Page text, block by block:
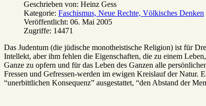
Geschrieben von: Heinz Gess
Kategorie: Faschismus, Neue Rechte, Völkisches Denken
Veröffentlicht: 06. Mai 2005
Zugriffe: 14471
Das Judentum (die jüdische monotheistische Religion) ist für
Intellekt, aber ihm fehlen die Eigenschaften, die zu einem
Ganze zu opfern und für das Leben des Ganzen alle
Fressen und Gefressen-werden im ewigen Kreislauf der Natur.
“unerbittlichen Konsequenz” ausgestattet, “den Abstand der